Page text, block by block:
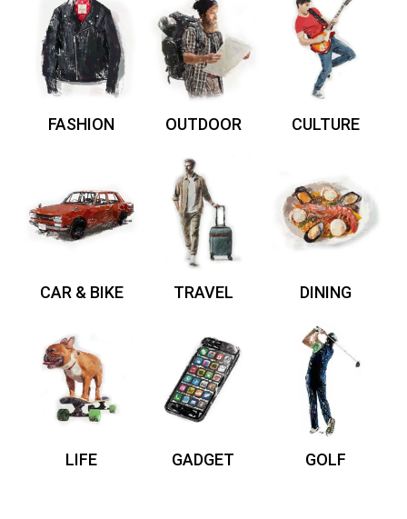
FASHION OUTDOOR CULTURE
CAR & BIKE TRAVEL DINING
LIFE GADGET GOLF